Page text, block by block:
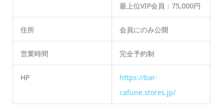
最上位VIP会員：75,000円
住所 会員にのみ公開
営業時間 完全予約制
HP
https://bar-
cafune.stores.jp/